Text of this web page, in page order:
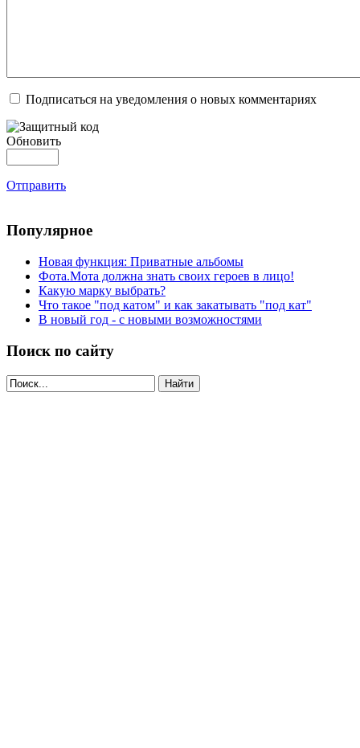
Подписаться на уведомления о новых комментариях
Обновить
Отправить
Популярное
Новая функция: Приватные альбомы
Фота.Мота должна знать своих героев в лицо!
Какую марку выбрать?
Что такое "под катом" и как закатывать "под кат"
В новый год - с новыми возможностями
Поиск по сайту
Найти